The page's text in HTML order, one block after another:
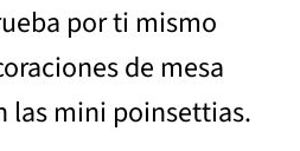
por ti mismo
de mesa
las mini poinsettias.